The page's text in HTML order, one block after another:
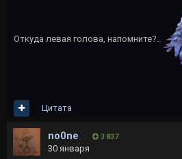
Откуда левая голова, напомните?..
Цитата
no0ne 3 837
30 января